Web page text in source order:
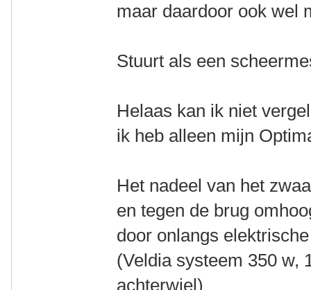
maar daardoor ook wel
Stuurt als een
Helaas kan ik niet
ik heb alleen mijn
Het nadeel van het
en tegen de brug
door onlangs
(Veldia systeem 350 w,
achterwiel)